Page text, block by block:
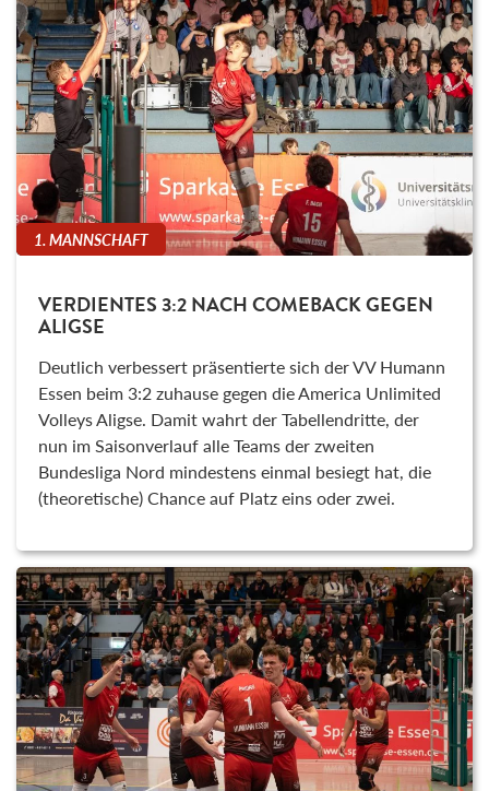
1. MANNSCHAFT
VERDIENTES 3:2 NACH COMEBACK GEGEN
ALIGSE
Deutlich verbessert präsentierte sich der VV Humann
Essen beim 3:2 zuhause gegen die America Unlimited
Volleys Aligse. Damit wahrt der Tabellendritte, der
nun im Saisonverlauf alle Teams der zweiten
Bundesliga Nord mindestens einmal besiegt hat, die
(theoretische) Chance auf Platz eins oder zwei.